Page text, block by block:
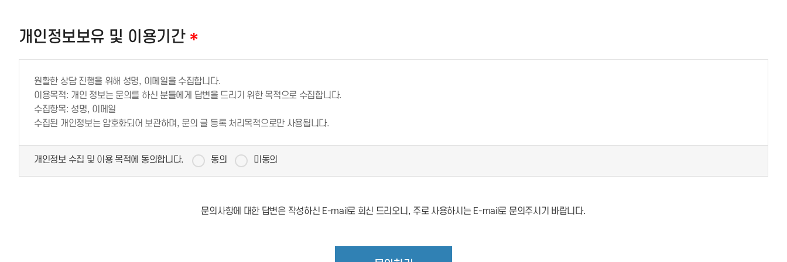
개인정보보유 및 이용기간 *
원활한 상담 진행을 위해 성명, 이메일을 수집합니다.
이용목적: 개인 정보는 문의를 하신 분들에게 답변을 드리기 위한 목적으로 수집합니다.
수집항목: 성명, 이메일
수집된 개인정보는 암호화되어 보관하며, 문의 글 등록 처리목적으로만 사용됩니다.
개인정보 수집 및 이용 목적에 동의합니다. 동의 미동의
문의사항에 대한 답변은 작성하신 E-mail로 회신 드리오니, 주로 사용하시는 E-mail로 문의주시기 바랍니다.